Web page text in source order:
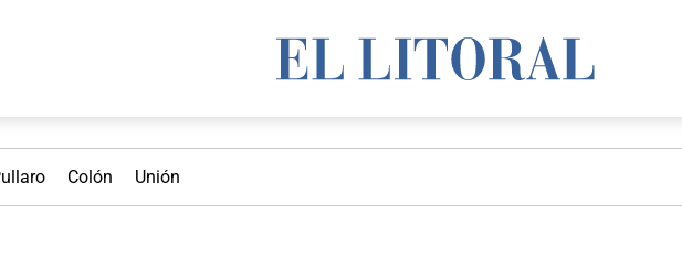
Colón Unión